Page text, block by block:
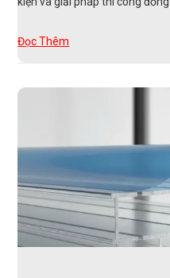
Đọc Thêm